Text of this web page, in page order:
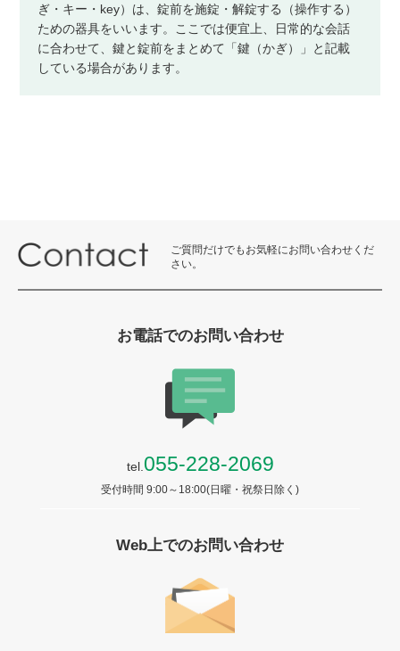
ぎ・キー・key）は、錠前を施錠・解錠する（操作する）
ための器具をいいます。ここでは便宜上、日常的な会話
に合わせて、鍵と錠前をまとめて「鍵（かぎ）」と記載
している場合があります。
ご質問だけでもお気軽にお問い合わせくだ
さい。
お電話でのお問い合わせ
tel. 055-228-2069
受付時間 9:00～18:00(日曜・祝祭日除く)
Web上でのお問い合わせ